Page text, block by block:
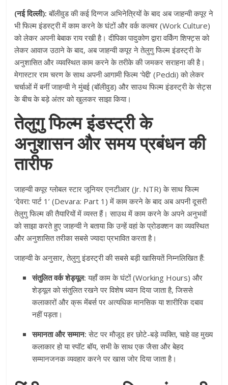
(नई दिल्ली): बॉलीवुड की कई दिग्गज अभिनेत्रियों के बाद अब जाहन्वी कपूर ने
भी फिल्म इंडस्ट्री में काम करने के घंटों और वर्क कल्चर (Work Culture)
को लेकर अपनी बेबाक राय रखी है। दीपिका पादुकोण द्वारा वर्किंग शिफ्ट्स को
लेकर आवाज उठाने के बाद, अब जाहन्वी कपूर ने तेलुगु फिल्म इंडस्ट्री के
अनुशासित और व्यवस्थित काम करने के तरीके की जमकर सराहना की है।
मेगास्टार राम चरण के साथ अपनी आगामी फिल्म ‘पेद्दी’ (Peddi) को लेकर
चर्चाओं में बनीं जाहन्वी ने मुंबई (बॉलीवुड) और साउथ फिल्म इंडस्ट्री के सेट्स
के बीच के बड़े अंतर को खुलकर साझा किया।
तेलुगु फिल्म इंडस्ट्री के
अनुशासन और समय प्रबंधन की
तारीफ
जाहन्वी कपूर ग्लोबल स्टार जूनियर एनटीआर (Jr. NTR) के साथ फिल्म
‘देवरा: पार्ट 1’ (Devara: Part 1) में काम करने के बाद अब अपनी दूसरी
तेलुगु फिल्म की तैयारियों में व्यस्त हैं। साउथ में काम करने के अपने अनुभवों
को साझा करते हुए जाहन्वी ने बताया कि उन्हें वहां के प्रोडक्शन का व्यवस्थित
और अनुशासित तरीका सबसे ज्यादा प्रभावित करता है।
जाहन्वी के अनुसार, तेलुगु इंडस्ट्री की सबसे बड़ी खासियतें निम्नलिखित हैं:
संतुलित वर्क शेड्यूल: यहाँ काम के घंटों (Working Hours) और
शेड्यूल को संतुलित रखने पर विशेष ध्यान दिया जाता है, जिससे
कलाकारों और क्रू मेंबर्स पर अत्यधिक मानसिक या शारीरिक दबाव
नहीं पड़ता।
समानता और सम्मान: सेट पर मौजूद हर छोटे-बड़े व्यक्ति, चाहे वह मुख्य
कलाकार हो या स्पॉट बॉय, सभी के साथ एक जैसा और बेहद
सम्मानजनक व्यवहार करने पर खास जोर दिया जाता है।